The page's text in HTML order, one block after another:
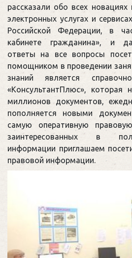
рассказали обо всех новациях
электронных услугах и
Российской Федерации, в
кабинете гражданина», и
ответы на все вопросы
помощником в проведении
знаний является
«КонсультантПлюс», которая
миллионов документов,
пополняется новыми
самую оперативную
заинтересованных в
информации приглашаем
правовой информации.